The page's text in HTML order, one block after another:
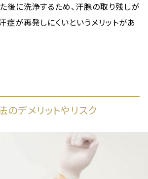
後に洗浄するため、汗腺の取り残しが
症が再発しにくいというメリットがあ
のデメリットやリスク